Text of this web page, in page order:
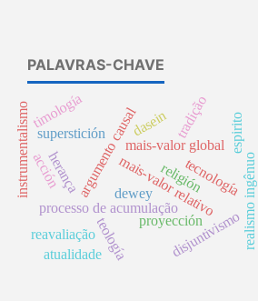
PALAVRAS-CHAVE
argumento causal
superstición
proyección
processo de acumulação
mais-valor global
mais-valor relativo
disjuntivismo
religión realismo ingênuo
tecnología
instrumentalismo dewey
teología
espirito
dasein
herança
reavaliação
tradição
timología
acción
atualidade